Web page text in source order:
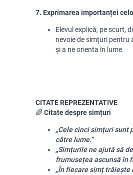
7. Exprimarea importanței
Elevul explică, pe scurt,
nevoie de simțuri pentru
și a ne orienta în lume.
CITATE REPREZENTATIVE
🌈 Citate despre simțuri
„Cele cinci simțuri sunt
către lume.”
„Simțurile ne ajută să
frumusețea ascunsă în
„În fiecare simț trăiește